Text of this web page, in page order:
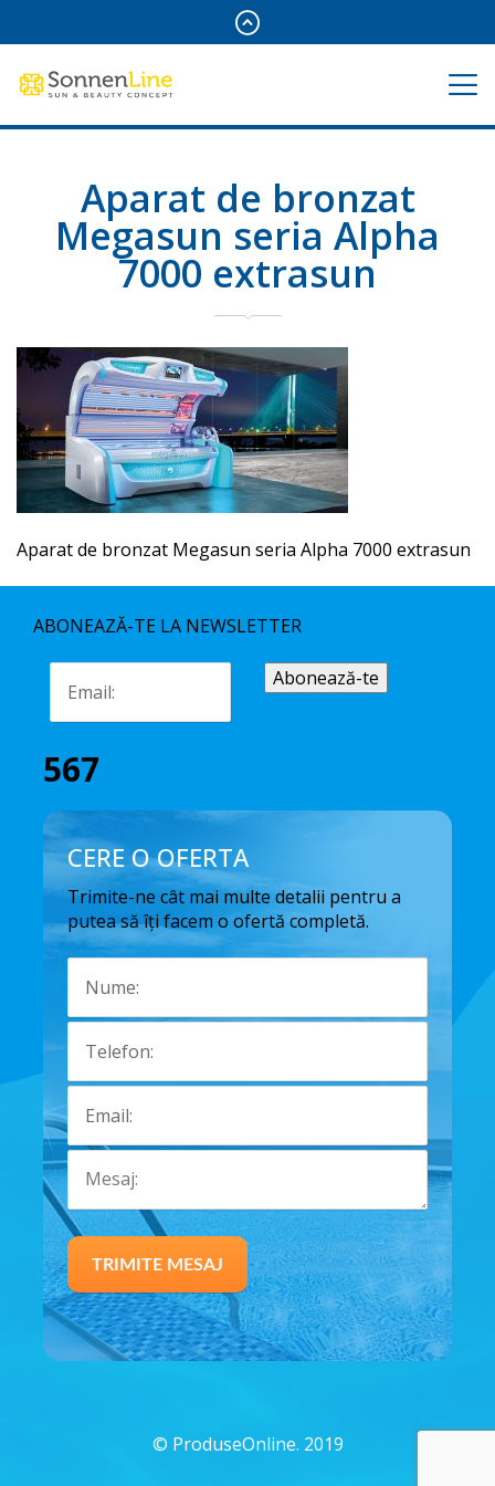
Aparat de bronzat
Megasun seria Alpha
7000 extrasun
Aparat de bronzat Megasun seria Alpha 7000 extrasun
ABONEAZĂ-TE LA NEWSLETTER
567
CERE O OFERTA
Trimite-ne cât mai multe detalii pentru a
putea să îți facem o ofertă completă.
© ProduseOnline. 2019